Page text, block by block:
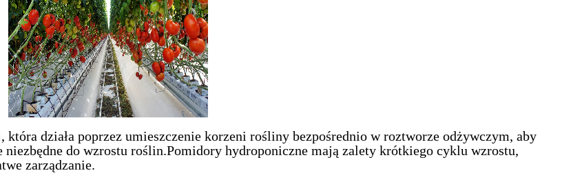
działa poprzez umieszczenie korzeni rośliny bezpośrednio w roztworze odżywczym, aby
niezbędne do wzrostu roślin.Pomidory hydroponiczne mają zalety krótkiego cyklu wzrostu,
zarządzanie.